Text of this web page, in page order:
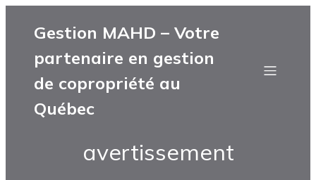
Gestion MAHD – Votre
partenaire en gestion
de copropriété au
Québec
avertissement